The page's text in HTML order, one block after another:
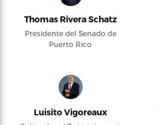
Thomas Rivera Schatz
Presidente del Senado de
Puerto Rico
Luisito Vigoreaux